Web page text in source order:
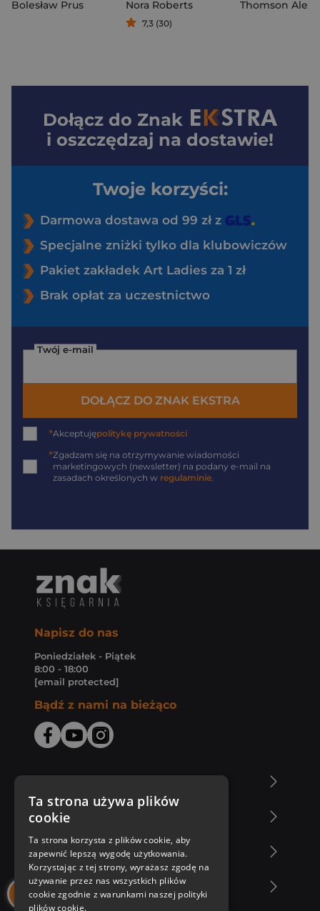
Bolesław Prus
Nora Roberts
7,3 (30)
Thomson
Dołącz do Znak
i oszczędzaj na dostawie!
Twoje korzyści:
Darmowa dostawa od 99 zł z
Specjalne zniżki tylko dla klubowiczów
Pakiet zakładek Art Ladies za 1 zł
Brak opłat za uczestnictwo
Twój e-mail
DOŁĄCZ DO ZNAK EKSTRA
*Akceptujępolitykę prywatności
*Zgadzam się na otrzymywanie wiadomości
marketingowych (newsletter) na podany e-mail na
zasadach określonych w regulaminie
Napisz do nas
Poniedziałek - Piątek
8:00 - 18:00
[email protected]
Bądź z nami na bieżąco
Zakupy u nas
Nasza oferta
Nasi autorzy
Ta strona używa plików
cookie
Ta strona korzysta z plików cookie, aby
zapewnić lepszą wygodę użytkowania.
Korzystając z tej strony, wyrażasz zgodę na
używanie przez nas wszystkich plików
cookie zgodnie z warunkami naszej polityki
plików cookie.